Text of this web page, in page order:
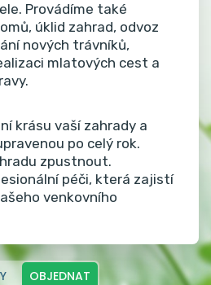
Provádíme také
úklid zahrad, odvoz
nových trávníků,
mlatových cest a
krásu vaší zahrady a
po celý rok.
zpustnout.
péči, která zajistí
venkovního
OBJEDNAT